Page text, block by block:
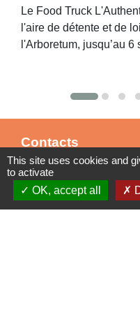
Le Food Truck
l'aire de détente et de
l'Arboretum, jusqu’au
Contacts
Commune de St
4bis place de la
54210 Saint-Nicolas-
This site uses cookies and
to activate
OK, accept all